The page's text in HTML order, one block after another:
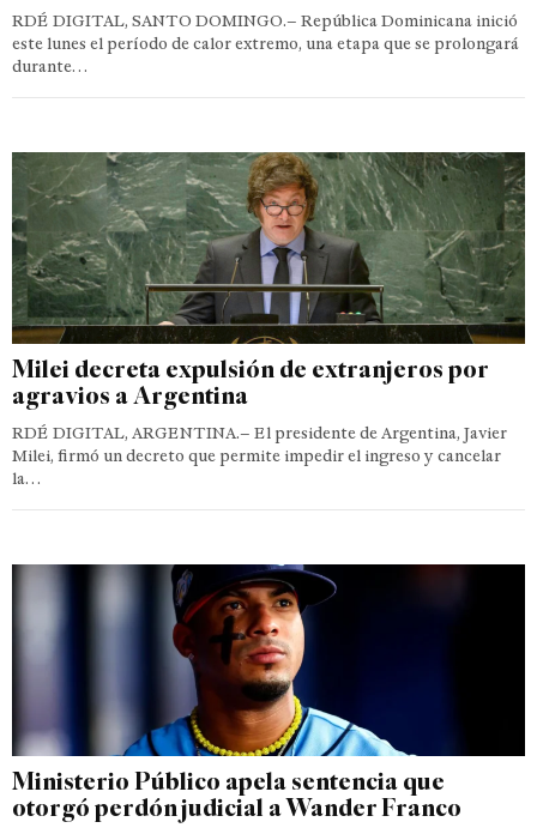
RDÉ DIGITAL, SANTO DOMINGO.– República Dominicana inició
este lunes el período de calor extremo, una etapa que se prolongará
durante…
Milei decreta expulsión de extranjeros por
agravios a Argentina
RDÉ DIGITAL, ARGENTINA.– El presidente de Argentina, Javier
Milei, firmó un decreto que permite impedir el ingreso y cancelar
la…
Ministerio Público apela sentencia que
otorgó perdón judicial a Wander Franco